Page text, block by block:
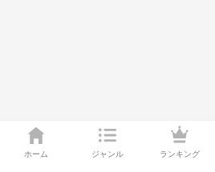
ホーム ジャンル ランキング